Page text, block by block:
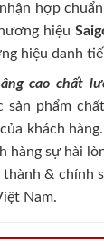
hợp
hiệu
hiệu danh
cao chất
sản phẩm
khách hàng.
hàng sự hài
thành & chính
Nam.